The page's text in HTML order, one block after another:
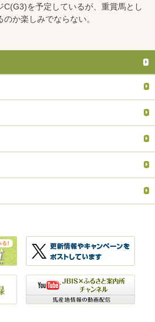
C(G3)を予定しているが、重賞馬とし
か楽しみでならない。